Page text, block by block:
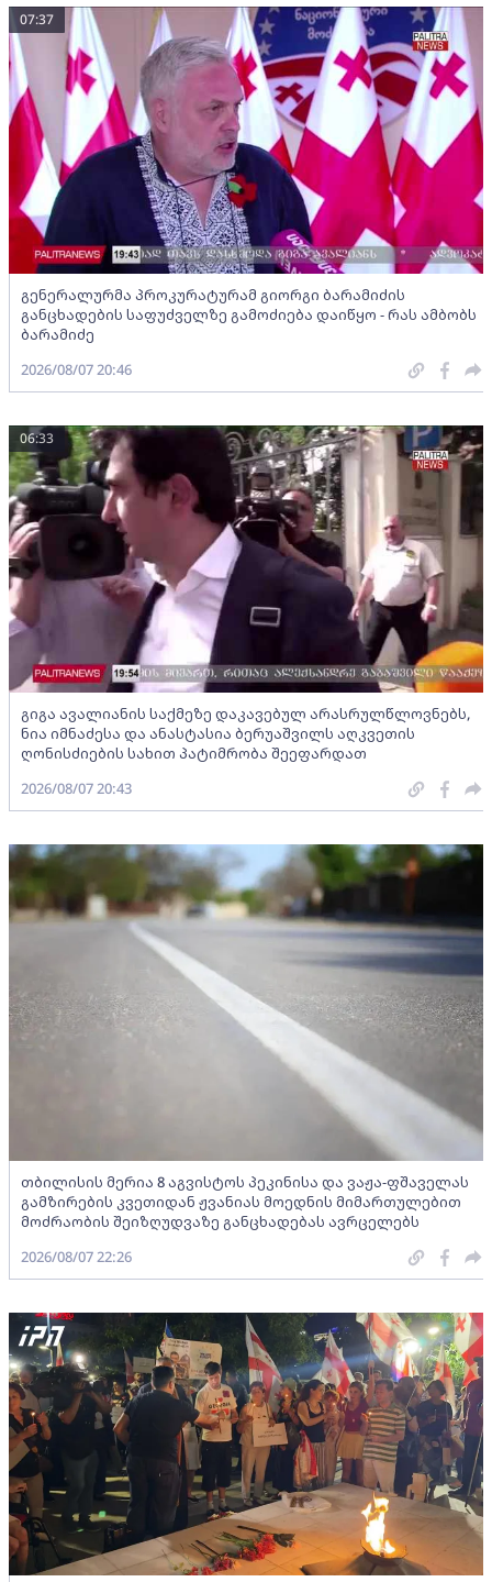
გენერალურმა პროკურატურამ გიორგი ბარამიძის
განცხადების საფუძველზე გამოძიება დაიწყო - რას ამბობს
ბარამიძე
07:37
2026/08/07 20:46
გიგა ავალიანის საქმეზე დაკავებულ არასრულწლოვნებს,
ნია იმნაძესა და ანასტასია ბერუაშვილს აღკვეთის
ღონისძიების სახით პატიმრობა შეეფარდათ
06:33
2026/08/07 20:43
თბილისის მერია 8 აგვისტოს პეკინისა და ვაჟა-ფშაველას
გამზირების კვეთიდან ჟვანიას მოედნის მიმართულებით
მოძრაობის შეიზღუდვაზე განცხადებას ავრცელებს
2026/08/07 22:26